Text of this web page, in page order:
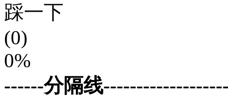
踩一下
(0)
0%
------分隔线